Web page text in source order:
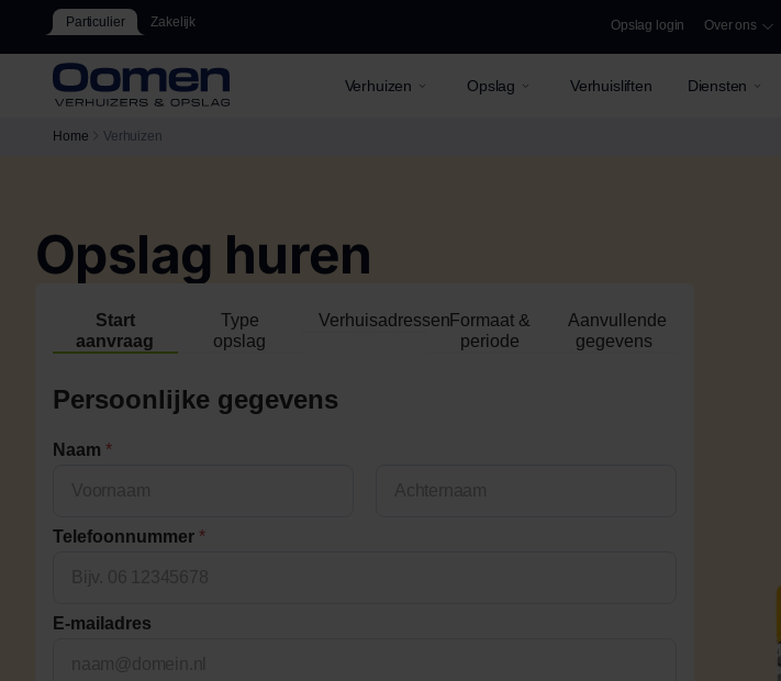
Particulier Zakelijk Opslag login Over ons
Verhuizen Opslag Verhuisliften Diensten
Home Verhuizen
Opslag huren
Start
aanvraag
Type
opslag
VerhuisadressenFormaat &
periode
Aanvullende
gegevens
Persoonlijke gegevens
Naam *
Telefoonnummer *
E-mailadres